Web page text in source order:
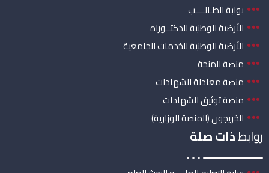
بوابة الطـالــــب
الأرضية الوطنية للدكتــوراه
الأرضية الوطنية للخدمات الجامعية
منصة المنحة
منصة معادلة الشهادات
منصة توثيق الشهادات
الخريجون (المنصة الوزارية)
روابطذات صلة